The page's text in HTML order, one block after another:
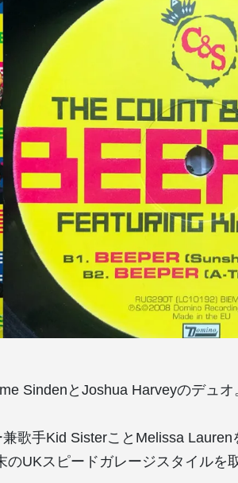
SindenとJoshua Harveyのデュオ
歌手Kid SisterことMelissa Lauren
UKスピードガレージスタイルを